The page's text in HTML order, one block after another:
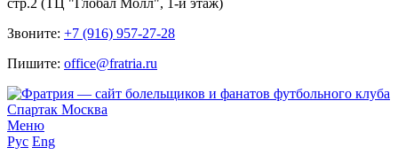
стр.2 (ТЦ "Глобал Молл", 1-й этаж)
Звоните: +7 (916) 957-27-28
Пишите: office@fratria.ru
Меню
Рус Eng